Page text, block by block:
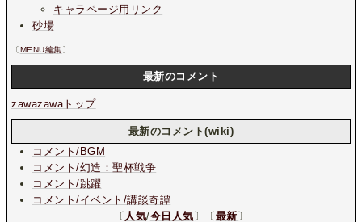
キャラページ用リンク
砂場
〔MENU編集〕
最新のコメント
zawazawaトップ
最新のコメント(wiki)
コメント/BGM
コメント/幻造：聖杯戦争
コメント/跳躍
コメント/イベント/講談奇譚
〔 人気/今日人気 〕〔 最新 〕